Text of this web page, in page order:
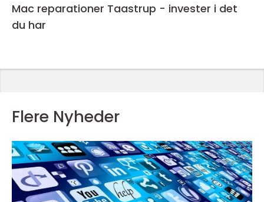
Mac reparationer Taastrup - invester i det
du har
Flere Nyheder